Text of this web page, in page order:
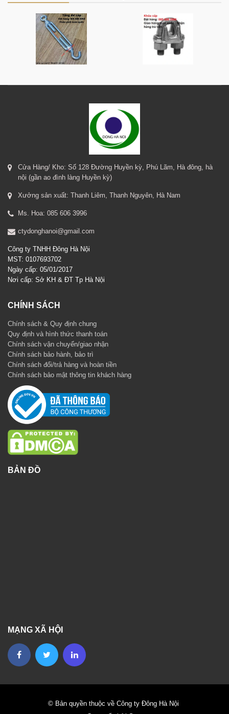
Cửa Hàng/ Kho: Số 128 Đường Huyền kỳ, Phú Lãm, Hà đông, hà
nội (gần ao đình làng Huyền kỳ)
Xưởng sản xuất: Thanh Liêm, Thanh Nguyên, Hà Nam
Ms. Hoa: 085 606 3996
ctydonghanoi@gmail.com
Công ty TNHH Đông Hà Nội
MST: 0107693702
Ngày cấp: 05/01/2017
Nơi cấp: Sở KH & ĐT Tp Hà Nội
CHÍNH SÁCH
Chính sách & Quy định chung
Quy định và hình thức thanh toán
Chính sách vận chuyển/giao nhận
Chính sách bảo hành, bảo trì
Chính sách đổi/trả hàng và hoàn tiền
Chính sách bảo mật thông tin khách hàng
BẢN ĐỒ
MẠNG XÃ HỘI
© Bản quyền thuộc về Công ty Đông Hà Nội